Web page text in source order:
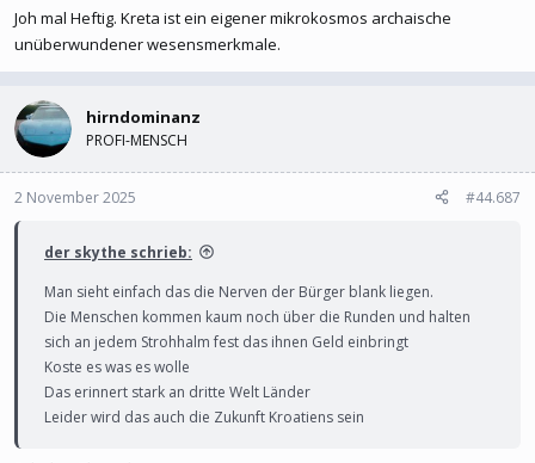
Rohrbombe plaziert haben (haus war noch in der Bauphase)
danach soll die ander Familie am Zugang zum Dorf (gibt nur eine
hat er eine 57 Jährige Frau erschossen.
Die andere Familie war aber vorbereitet und hat mit AKs den
Typen durchsiebt , es kamen immer mehr Angehörige von den 5
Mehrer unbeteiligte wurden angeschossen.
Afrika Style auf Kreta
Joh mal Heftig. Kreta ist ein eigener mikrokosmos archaische
unüberwundener wesensmerkmale.
hirndominanz
PROFI-MENSCH
2 November 2025 #44.687
der skythe schrieb:
Man sieht einfach das die Nerven der Bürger blank liegen.
Die Menschen kommen kaum noch über die Runden und halten
sich an jedem Strohhalm fest das ihnen Geld einbringt
Koste es was es wolle
Das erinnert stark an dritte Welt Länder
Leider wird das auch die Zukunft Kroatiens sein